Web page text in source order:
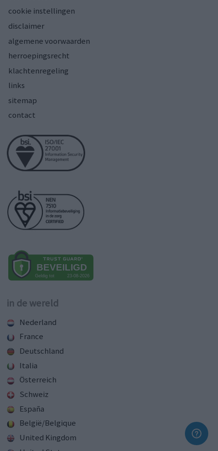
cookie instellingen
disclaimer
algemene voorwaarden
herroepingsrecht
klachtenregeling
links
sitemap
contact
in de wereld
Nederland
France
Deutschland
Italia
Österreich
Schweiz
España
België/Belgique
United Kingdom